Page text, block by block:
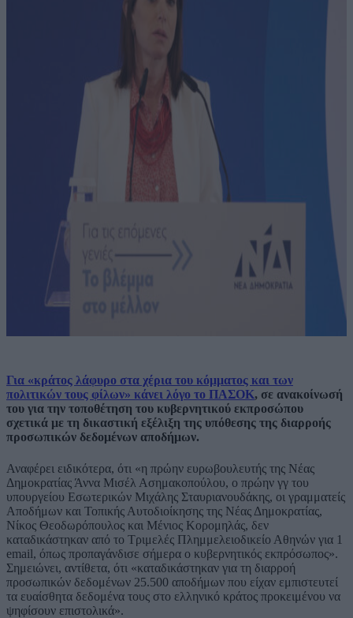
Για «κράτος λάφυρο στα χέρια του κόμματος και των
πολιτικών τους φίλων» κάνει λόγο το ΠΑΣΟΚ, σε ανακοίνωσή
του για την τοποθέτηση του κυβερνητικού εκπροσώπου
σχετικά με τη δικαστική εξέλιξη της υπόθεσης της διαρροής
προσωπικών δεδομένων αποδήμων.
Αναφέρει ειδικότερα, ότι «η πρώην ευρωβουλευτής της Νέας
Δημοκρατίας Άννα Μισέλ Ασημακοπούλου, ο πρώην γγ του
υπουργείου Εσωτερικών Μιχάλης Σταυριανουδάκης, οι γραμματείς
Αποδήμων και Τοπικής Αυτοδιοίκησης της Νέας Δημοκρατίας,
Νίκος Θεοδωρόπουλος και Μένιος Κορομηλάς, δεν
καταδικάστηκαν από το Τριμελές Πλημμελειοδικείο Αθηνών για 1
email, όπως προπαγάνδισε σήμερα ο κυβερνητικός εκπρόσωπος».
Σημειώνει, αντίθετα, ότι «καταδικάστηκαν για τη διαρροή
προσωπικών δεδομένων 25.500 αποδήμων που είχαν εμπιστευτεί
τα ευαίσθητα δεδομένα τους στο ελληνικό κράτος προκειμένου να
ψηφίσουν επιστολικά».